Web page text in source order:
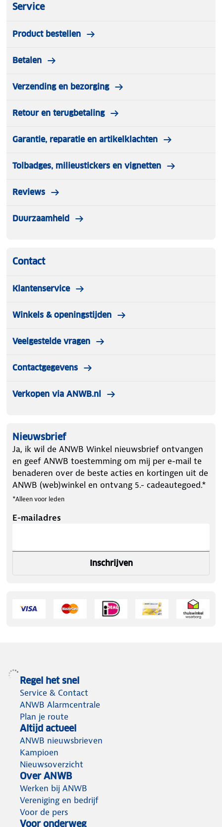
Service
Product bestellen
Betalen
Verzending en bezorging
Retour en terugbetaling
Garantie, reparatie en artikelklachten
Tolbadges, milieustickers en vignetten
Reviews
Duurzaamheid
Contact
Klantenservice
Winkels & openingstijden
Veelgestelde vragen
Contactgegevens
Verkopen via ANWB.nl
Nieuwsbrief
Ja, ik wil de ANWB Winkel nieuwsbrief ontvangen
en geef ANWB toestemming om mij per e-mail te
benaderen over de beste acties en kortingen uit de
ANWB (web)winkel en ontvang 5.- cadeautegoed.*
*Alleen voor leden
E-mailadres
Inschrijven
Regel het snel
Service & Contact
ANWB Alarmcentrale
Plan je route
Altijd actueel
ANWB nieuwsbrieven
Kampioen
Nieuwsoverzicht
Over ANWB
Werken bij ANWB
Vereniging en bedrijf
Voor de pers
Voor onderweg